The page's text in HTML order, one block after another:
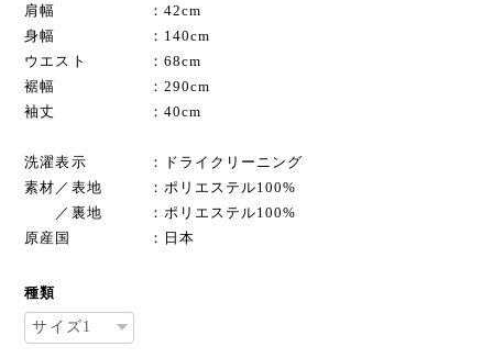
肩幅 ：42cm
身幅 ：140cm
ウエスト ：68cm
裾幅 ：290cm
袖丈 ：40cm
洗濯表示 ：ドライクリーニング
素材／表地 ：ポリエステル100%
／裏地 ：ポリエステル100%
原産国 ：日本
種類